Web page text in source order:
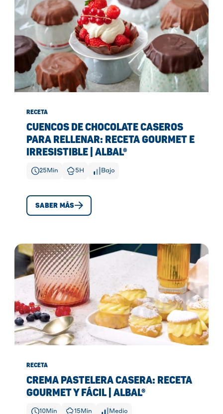
RECETA
CUENCOS DE CHOCOLATE CASEROS
PARA RELLENAR: RECETA GOURMET E
IRRESISTIBLE | ALBAL®
25 Min 5 H Bajo
SABER MÁS
RECETA
CREMA PASTELERA CASERA: RECETA
GOURMET Y FÁCIL | ALBAL®
10Min 15 Min Medio